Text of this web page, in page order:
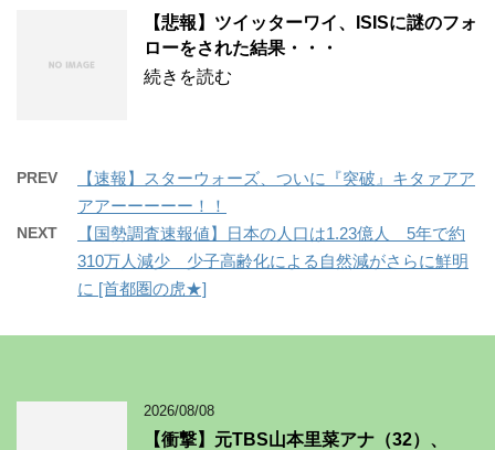
【悲報】ツイッターワイ、ISISに謎のフォ
ローをされた結果・・・
続きを読む
PREV
【速報】スターウォーズ、ついに『突破』キタァアア
アアーーーーー！！
NEXT
【国勢調査速報値】日本の人口は1.23億人 5年で約
310万人減少 少子高齢化による自然減がさらに鮮明
に [首都圏の虎★]
2026/08/08
【衝撃】元TBS山本里菜アナ（32）、